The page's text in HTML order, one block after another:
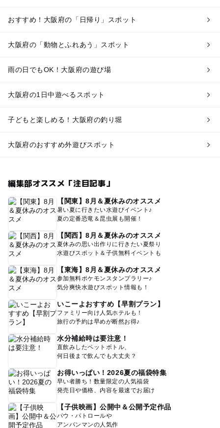
おすすめ！大阪府の「日帰り」スポット
大阪府の「動物とふれあう」スポット
雨の日でもOK！大阪府の遊び場
大阪府の1日中遊べるスポット
子どもと楽しめる！大阪府の釣り堀
大阪府のおすすめ外遊びスポット
編集部オススメ「注目記事」
【関東】8月＆夏休みのオススメ
暑い夏に行きたい水遊びイベント♪
夏の定番恐竜＆昆虫展も開催！
【関西】8月＆夏休みのオススメ
夏休みの思い出作りに行きたい夏祭り
水遊びスポット＆子供無料イベントも
【東海】8月＆夏休みのオススメ
参加無料ポケモンスタンプラリー♪
気分爽快水遊びスポット情報も！
いこーよおすすめ【早割プラン】
ファミリー向け人気ホテルも！
旅行の予約は早めが断然お得♪
水分補給時は要注意！
直飲みしたペットボトル、
何日後まで飲んでも大丈夫？
お得いっぱい！2026夏の福袋特集
早い者勝ち！数量限定の人気福袋
発売日や価格、内容を最速でお届け
【子供映画】公開中＆公開予定作品
パウ・パトロールや
アンパンマンの人気作